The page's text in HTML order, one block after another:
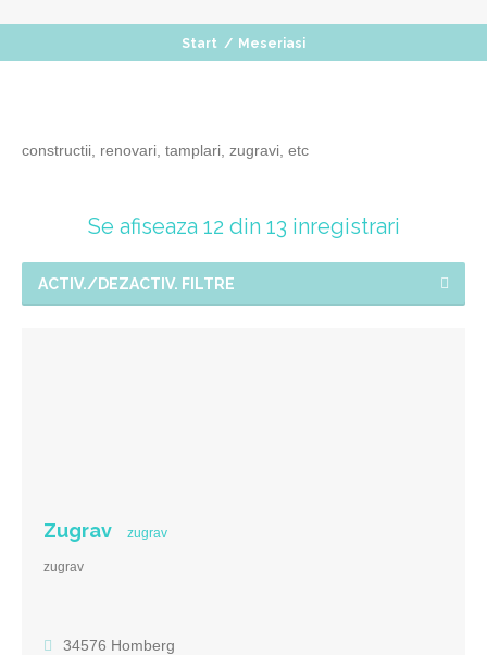
Start / Meseriasi
constructii, renovari, tamplari, zugravi, etc
Se afiseaza 12 din 13 inregistrari
ACTIV./DEZACTIV. FILTRE
Zugrav zugrav
zugrav
34576 Homberg